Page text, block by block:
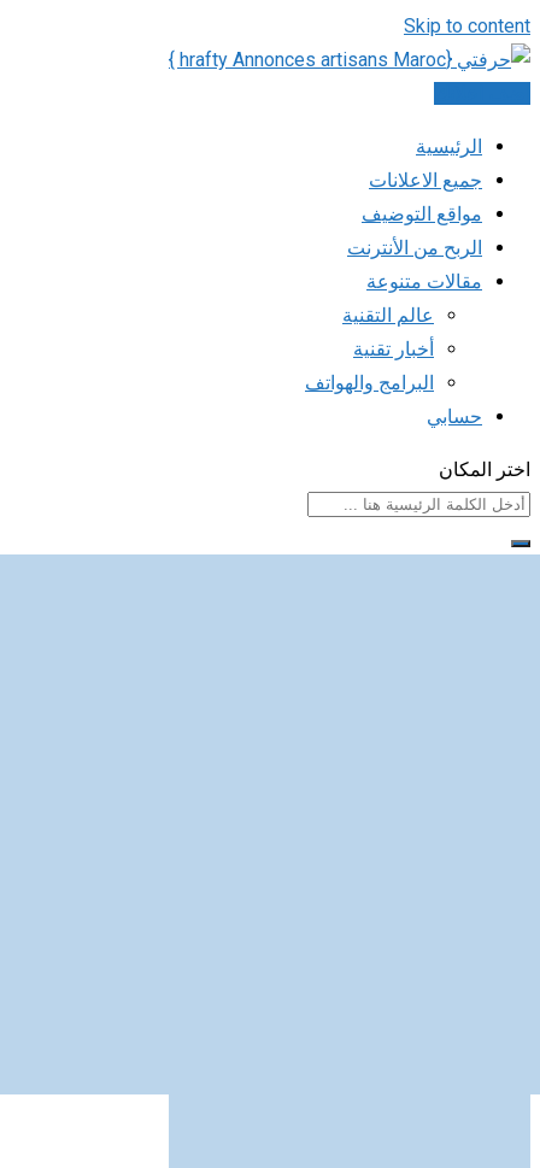
Skip to content
الرئيسية
جميع الاعلانات
مواقع التوضيف
الربح من الأنترنت
مقالات متنوعة
عالم التقنية
أخبار تقنية
البرامج والهواتف
حسابي
اختر المكان